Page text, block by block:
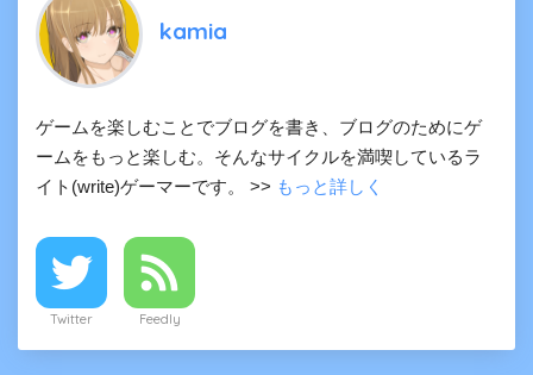
kamia
ゲームを楽しむことでブログを書き、ブログのためにゲ
ームをもっと楽しむ。そんなサイクルを満喫しているラ
イト(write)ゲーマーです。 >> もっと詳しく
Twitter Feedly